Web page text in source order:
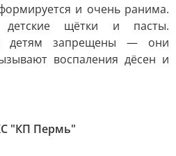
и очень ранима.
детские щётки и пасты.
детям запрещены — они
воспаления дёсен и
"КП Пермь"